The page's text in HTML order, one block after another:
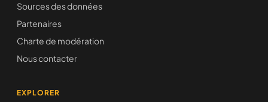
Sources des données
Partenaires
Charte de modération
Nous contacter
EXPLORER